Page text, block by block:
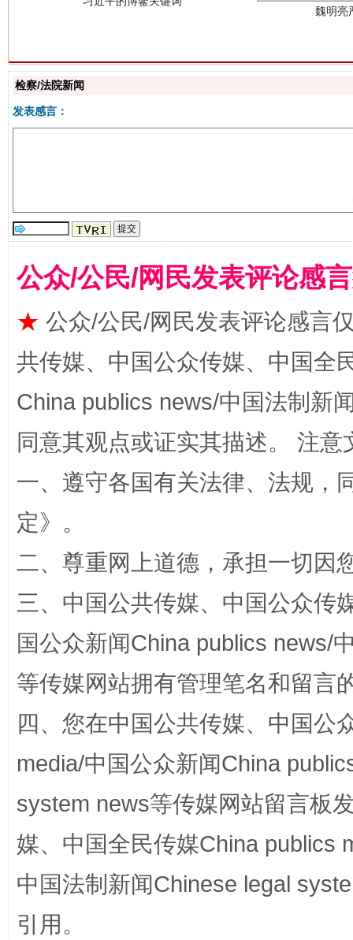
揭批美国五大"原罪" "炒
检察/法院新闻
发表感言：
公众/公民/网民发表评论感
★ 公众/公民/网民发表评论感言
共传媒、中国公众传媒、中国全
China publics news/中国法制新
同意其观点或证实其描述。 注
一、遵守各国有关法律、法规，
定》。
二、尊重网上道德，承担一切因
三、中国公共传媒、中国公众传
国公众新闻China publics news/
等传媒网站拥有管理笔名和留言
四、您在中国公共传媒、中国公
media/中国公众新闻China
system news等传媒网站留言板
媒、中国全民传媒China publics
中国法制新闻Chinese legal
引用。